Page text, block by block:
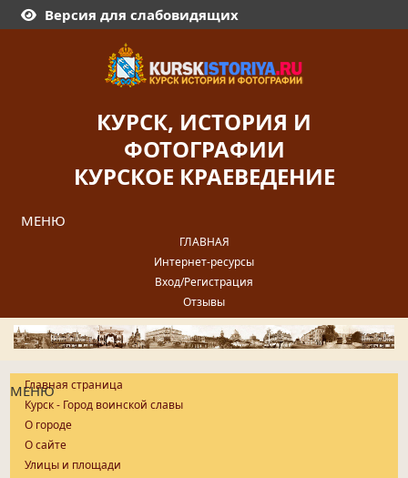
Версия для слабовидящих
КУРСК, ИСТОРИЯ И
ФОТОГРАФИИ
КУРСКОЕ КРАЕВЕДЕНИЕ
МЕНЮ
ГЛАВНАЯ
Интернет-ресурсы
Вход/Регистрация
Отзывы
МЕНЮ
Главная страница
Курск - Город воинской славы
О городе
О сайте
Улицы и площади